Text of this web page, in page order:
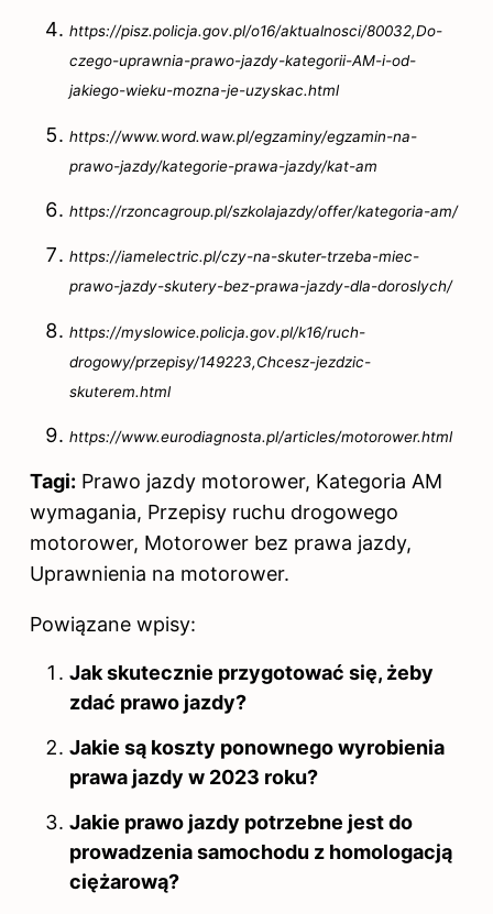
https://pisz.policja.gov.pl/o16/aktualnosci/80032,Do-
czego-uprawnia-prawo-jazdy-kategorii-AM-i-od-
jakiego-wieku-mozna-je-uzyskac.html
https://www.word.waw.pl/egzaminy/egzamin-na-
prawo-jazdy/kategorie-prawa-jazdy/kat-am
https://rzoncagroup.pl/szkolajazdy/offer/kategoria-am/
https://iamelectric.pl/czy-na-skuter-trzeba-miec-
prawo-jazdy-skutery-bez-prawa-jazdy-dla-doroslych/
https://myslowice.policja.gov.pl/k16/ruch-
drogowy/przepisy/149223,Chcesz-jezdzic-
skuterem.html
https://www.eurodiagnosta.pl/articles/motorower.html
Tagi: Prawo jazdy motorower, Kategoria AM
wymagania, Przepisy ruchu drogowego
motorower, Motorower bez prawa jazdy,
Uprawnienia na motorower.
Powiązane wpisy:
Jak skutecznie przygotować się, żeby
zdać prawo jazdy?
Jakie są koszty ponownego wyrobienia
prawa jazdy w 2023 roku?
Jakie prawo jazdy potrzebne jest do
prowadzenia samochodu z homologacją
ciężarową?